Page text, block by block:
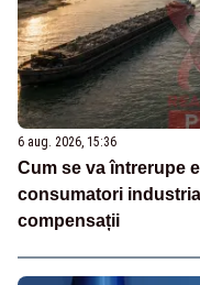
6 aug. 2026, 15:36
Cum se va întrerupe
consumatori
compensații